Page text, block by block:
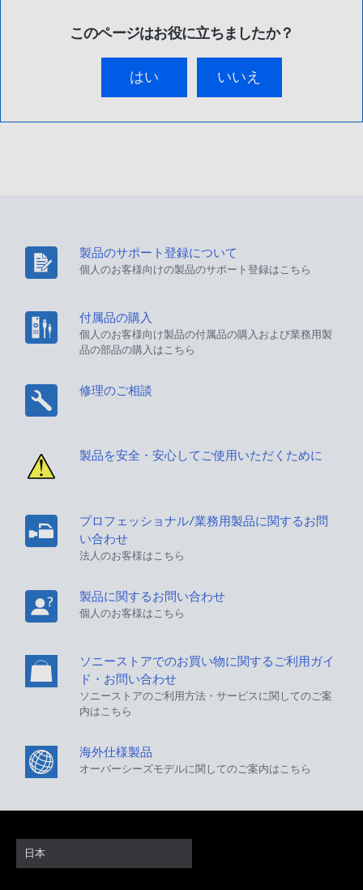
このページはお役に立ちましたか？
はい いいえ
製品のサポート登録について
個人のお客様向けの製品のサポート登録はこちら
付属品の購入
個人のお客様向け製品の付属品の購入および業務用製
品の部品の購入はこちら
修理のご相談
製品を安全・安心してご使用いただくために
プロフェッショナル/業務用製品に関するお問
い合わせ
法人のお客様はこちら
製品に関するお問い合わせ
個人のお客様はこちら
ソニーストアでのお買い物に関するご利用ガイ
ド・お問い合わせ
ソニーストアのご利用方法・サービスに関してのご案
内はこちら
海外仕様製品
オーバーシーズモデルに関してのご案内はこちら
日本